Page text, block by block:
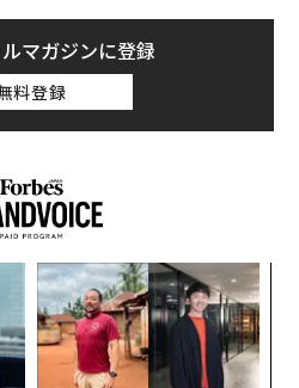
全体像とその佇まいに、厳格
いについて、自身のInstagra
メリカ民主主義の美しさを体
ストレディであるメラニア・
けるという光栄に預かりまし
アメリカ最高の職人たちによ
しい仕事を世界に披露できる
マガジンに登録
料登録